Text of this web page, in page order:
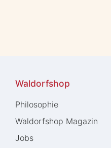
Waldorfshop
Philosophie
Waldorfshop Magazin
Jobs